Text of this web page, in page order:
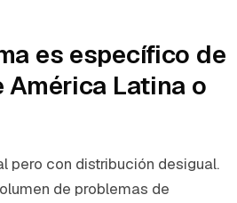
es específico de
América Latina o
pero con distribución desigual.
de problemas de